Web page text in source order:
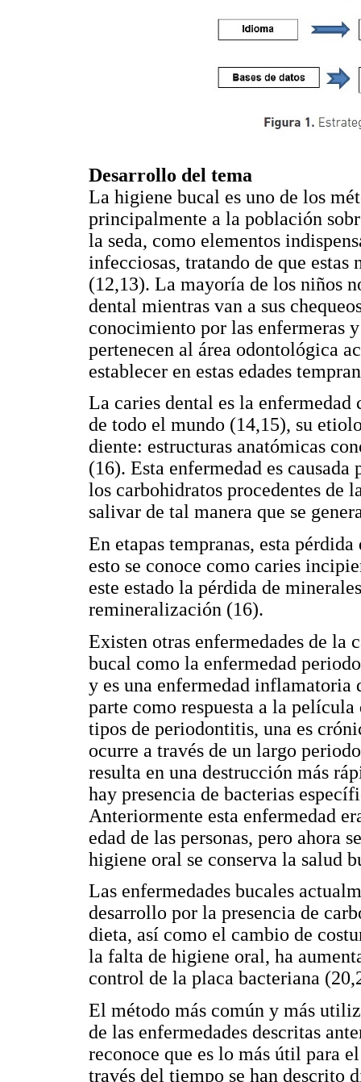
Desarrollo del tema
La higiene bucal es uno de los
principalmente a la población
la seda, como elementos
infecciosas, tratando de que estas
(12,13). La mayoría de los niños
dental mientras van a sus
conocimiento por las enfermeras
pertenecen al área odontológica
establecer en estas edades
La caries dental es la
de todo el mundo (14,15), su
diente: estructuras anatómicas
(16). Esta enfermedad es
los carbohidratos procedentes de
salivar de tal manera que se
En etapas tempranas, esta
esto se conoce como caries
este estado la pérdida de
remineralización (16).
Existen otras enfermedades de la
bucal como la enfermedad
y es una enfermedad
parte como respuesta a la
tipos de periodontitis, una es
ocurre a través de un largo
resulta en una destrucción más
hay presencia de bacterias
Anteriormente esta enfermedad
edad de las personas, pero ahora
higiene oral se conserva la salud
Las enfermedades bucales
desarrollo por la presencia de
dieta, así como el cambio de
la falta de higiene oral, ha
control de la placa bacteriana
El método más común y más
de las enfermedades descritas
reconoce que es lo más útil para
través del tiempo se han descrito